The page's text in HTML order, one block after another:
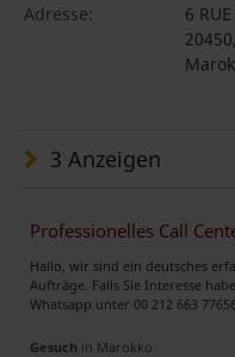
Adresse:
6
3 Anzeigen
Hallo, wir sind ein deutsches
Aufträge. Falls Sie Interesse
Whatsapp unter 00 212 663
Gesuch in Marokko